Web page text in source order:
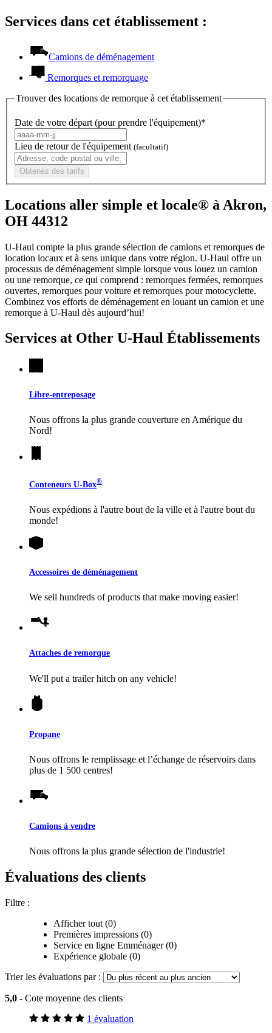
Services dans cet établissement :
Camions de déménagement
Remorques et remorquage
Trouver des locations de remorque à cet établissement
Date de votre départ (pour prendre l'équipement)*
Lieu de retour de l'équipement (facultatif)
Obtenez des tarifs
Locations aller simple et locale® à Akron,
OH 44312
U-Haul compte la plus grande sélection de camions et remorques de
location locaux et à sens unique dans votre région. U-Haul offre un
processus de déménagement simple lorsque vous louez un camion
ou une remorque, ce qui comprend : remorques fermées, remorques
ouvertes, remorques pour voiture et remorques pour motocyclette.
Combinez vos efforts de déménagement en louant un camion et une
remorque à U-Haul dès aujourd’hui!
Services at Other U-Haul Établissements
Libre-entreposage
Nous offrons la plus grande couverture en Amérique du
Nord!
Conteneurs U-Box®
Nous expédions à l'autre bout de la ville et à l'autre bout du
monde!
Accessoires de déménagement
We sell hundreds of products that make moving easier!
Attaches de remorque
We'll put a trailer hitch on any vehicle!
Propane
Nous offrons le remplissage et l’échange de réservoirs dans
plus de 1 500 centres!
Camions à vendre
Nous offrons la plus grande sélection de l'industrie!
Évaluations des clients
Filtre :
Afficher tout (0)
Premières impressions (0)
Service en ligne Emménager (0)
Expérience globale (0)
Trier les évaluations par :
5,0 - Cote moyenne des clients
1 évaluation